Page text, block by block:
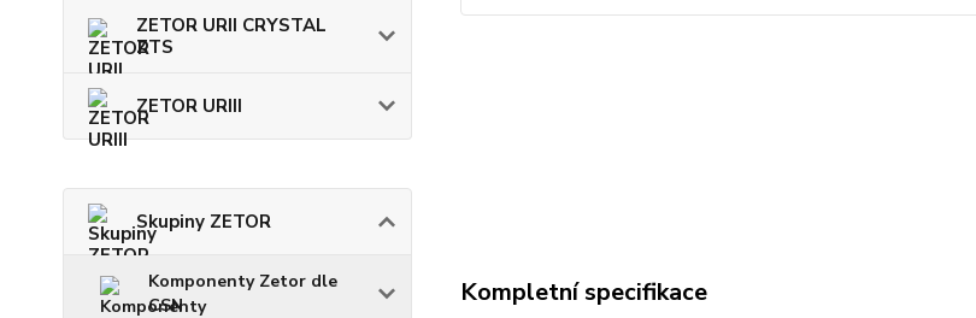
ZETOR URII CRYSTAL
ZTS
ZETOR URIII
Skupiny ZETOR
Komponenty Zetor dle
CSN
Kompletní specifikace